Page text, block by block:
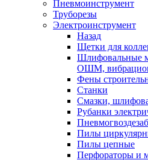
Пневмоинструмент
Труборезы
Электроинструмент
Назад
Щетки для
ОШМ,
Фены
Станки
Смазки,
Рубанки
Пилы
Пилы цепные
Перфораторы и